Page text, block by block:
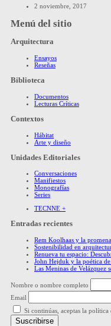
2 noviembre, 2017
Menú del sitio
Arquitectura
Ensayos
Reseñas
Biblioteca
Documentos
Lecturas Críticas
Contextos
Hábitat
Arte y diseño
Unidades Editoriales
Conversaciones
Manifiestos
Monografías
Series
TECNNE +
Entradas recientes
Rem Koolhaas y la
Sostenibilidad en
Renueva tu espacio:
John Hejduk y la poética
Las Meninas de Velázquez
Nombre o nombre completo
Email
Si continúas, aceptas la política